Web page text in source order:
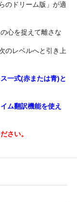
のドリーム版」が適
心を捉えて離さな
のレベルへと引き上
一式(赤または青)と
ム翻訳機能を使え
さい。